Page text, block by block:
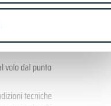
decidere di
alcuni
volo dal punto
tecniche